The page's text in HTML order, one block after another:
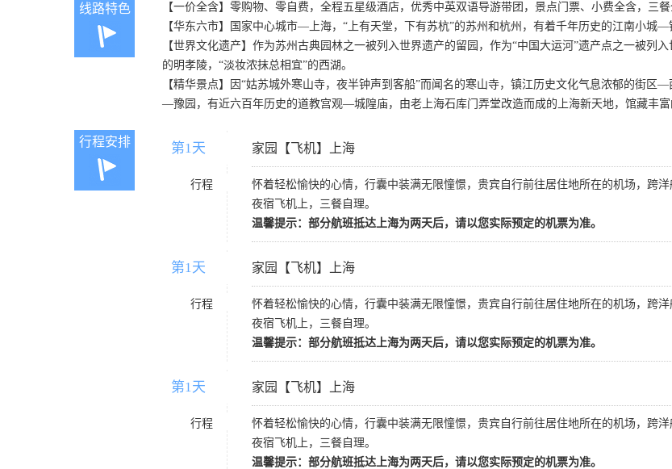
线路特色
【一价全含】零购物、零自费，全程五星级酒店，优秀中英双语导游带团，景点门票、小费全含，三
【华东六市】国家中心城市—上海，“上有天堂，下有苏杭”的苏州和杭州，有着千年历史的江南小城
【世界文化遗产】作为苏州古典园林之一被列入世界遗产的留园，作为“中国大运河”遗产点之一被列
的明孝陵，“淡妆浓抹总相宜”的西湖。
【精华景点】因“姑苏城外寒山寺，夜半钟声到客船”而闻名的寒山寺，镇江历史文化气息浓郁的街
—豫园，有近六百年历史的道教宫观—城隍庙，由老上海石库门弄堂改造而成的上海新天地，馆藏丰
行程安排 第1天 家园【飞机】上海
行程
怀着轻松愉快的心情，行囊中装满无限憧憬，贵宾自行前往居住地所在的机场，跨洋
夜宿飞机上，三餐自理。
温馨提示：部分航班抵达上海为两天后，请以您实际预定的机票为准。
第1天 家园【飞机】上海
行程
怀着轻松愉快的心情，行囊中装满无限憧憬，贵宾自行前往居住地所在的机场，跨洋
夜宿飞机上，三餐自理。
温馨提示：部分航班抵达上海为两天后，请以您实际预定的机票为准。
第1天 家园【飞机】上海
行程
怀着轻松愉快的心情，行囊中装满无限憧憬，贵宾自行前往居住地所在的机场，跨洋
夜宿飞机上，三餐自理。
温馨提示：部分航班抵达上海为两天后，请以您实际预定的机票为准。